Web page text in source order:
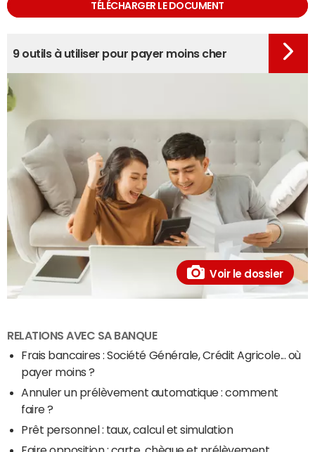
TÉLÉCHARGER LE DOCUMENT
Voir le dossier
9 outils à utiliser pour payer moins cher
RELATIONS AVEC SA BANQUE
Frais bancaires : Société Générale, Crédit Agricole... où
payer moins ?
Annuler un prélèvement automatique : comment
faire ?
Prêt personnel : taux, calcul et simulation